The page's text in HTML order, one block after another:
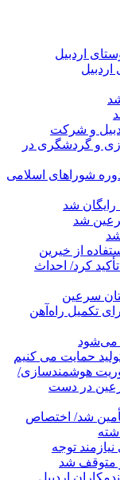
و شرکت
و گردشگری در
شوراهای اسلامی
شد
شد
از خیرین
کرد/ احداث
سرعین
میلیارد ریال برای تکمیل راه‌آهن
می‌شود
حمایت می کنیم
هوشمندسازی/
در دست
تأمین شد/ اختصاص
توجه
گندمکاران اردبیل